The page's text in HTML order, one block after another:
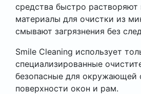
средства быстро растворяют
материалы для очистки из
смывают загрязнения без
Smile Cleaning использует
специализированные
безопасные для окружающей
поверхности окон и рам.